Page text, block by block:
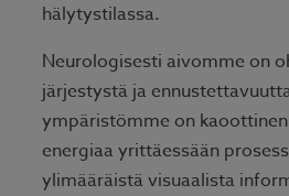
hälytystilassa.
Neurologisesti aivomme on
järjestystä ja
ympäristömme on
energiaa yrittäessään
ylimääräistä visuaalista